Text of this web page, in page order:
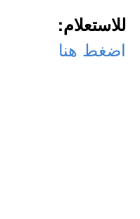
للاستعلام:
اضغط هنا